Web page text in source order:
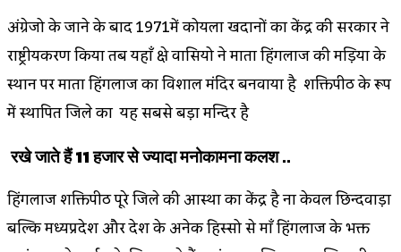
अंग्रेजो के जाने के बाद 1971में कोयला खदानों का केंद्र की सरकार ने
राष्ट्रीयकरण किया तब यहाँ क्षेत्र वासियो ने माता हिंगलाज की मड़िया के
स्थान पर माता हिंगलाज का विशाल मंदिर बनवाया है शक्तिपीठ के रूप
में स्थापित जिले का यह सबसे बड़ा मन्दिर है
रखे जाते हैं 11 हजार से ज्यादा मनोकामना कलश ..
हिंगलाज शक्तिपीठ पूरे जिले की आस्था का केंद्र है ना केवल छिन्दवाड़ा
बल्कि मध्यप्रदेश और देश के अनेक हिस्सो से माँ हिंगलाज के भक्त